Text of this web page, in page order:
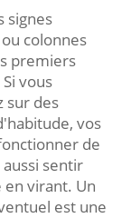
signes
ou colonnes
premiers
vous
sur des
vos
de
sentir
virant. Un
est une